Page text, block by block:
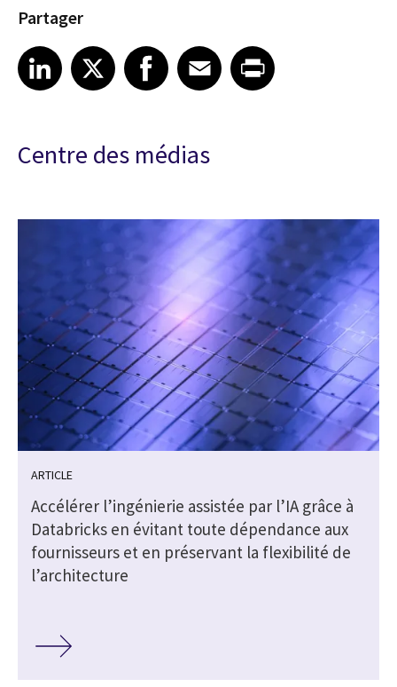
Partager
Share article on LinkedIn
LinkedIn
Share article on XShare article on Facebook
Facebook
Share article on Email
EmailShare article on Print
Centre des médias
ARTICLE
Accélérer l’ingénierie assistée par l’IA grâce à
Databricks en évitant toute dépendance aux
fournisseurs et en préservant la flexibilité de
l’architecture